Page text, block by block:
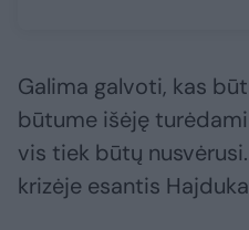
Galima galvoti, kas
būtume išėję
vis tiek būtų
krizėje esantis